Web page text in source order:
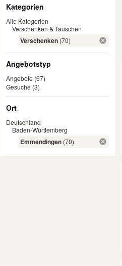
Kategorien
Alle Kategorien
Verschenken & Tauschen
Verschenken (70)
Angebotstyp
Angebote (67)
Gesuche (3)
Ort
Deutschland
Baden-Württemberg
Emmendingen (70)